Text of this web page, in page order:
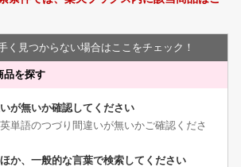
く見つからない場合はここをチェック！
品を探す
が無いか確認してください
単語のつづり間違いが無いかご確認くださ
か、一般的な言葉で検索してください